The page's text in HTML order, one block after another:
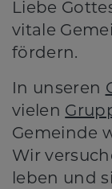
Liebe
vitale
fördern.
In unseren
vielen
Gemeinde
Wir
leben und